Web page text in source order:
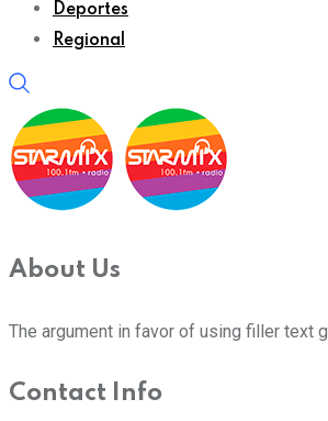
Deportes
Regional
About Us
The argument in favor of using filler text
Contact Info